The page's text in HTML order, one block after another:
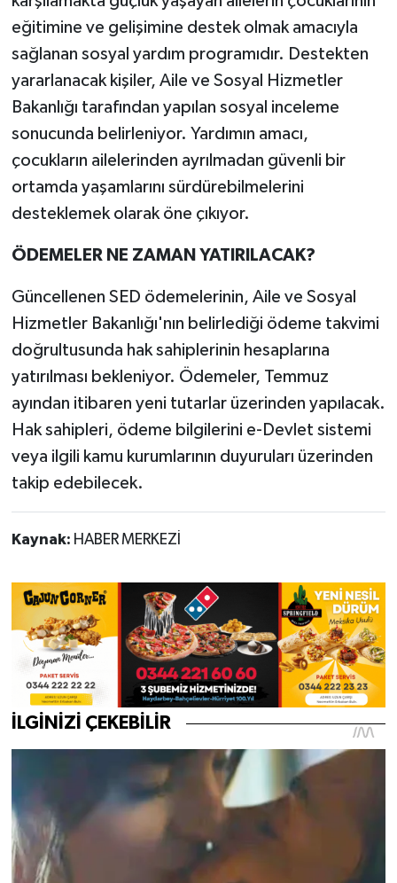
eğitimine ve gelişimine destek olmak amacıyla
sağlanan sosyal yardım programıdır. Destekten
yararlanacak kişiler, Aile ve Sosyal Hizmetler
Bakanlığı tarafından yapılan sosyal inceleme
sonucunda belirleniyor. Yardımın amacı,
çocukların ailelerinden ayrılmadan güvenli bir
ortamda yaşamlarını sürdürebilmelerini
desteklemek olarak öne çıkıyor.
ÖDEMELER NE ZAMAN YATIRILACAK?
Güncellenen SED ödemelerinin, Aile ve Sosyal
Hizmetler Bakanlığı'nın belirlediği ödeme takvimi
doğrultusunda hak sahiplerinin hesaplarına
yatırılması bekleniyor. Ödemeler, Temmuz
ayından itibaren yeni tutarlar üzerinden yapılacak.
Hak sahipleri, ödeme bilgilerini e-Devlet sistemi
veya ilgili kamu kurumlarının duyuruları üzerinden
takip edebilecek.
Kaynak: HABER MERKEZİ